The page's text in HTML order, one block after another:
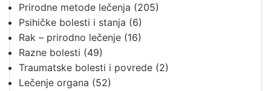
Prirodne metode lečenja (205)
Psihičke bolesti i stanja (6)
Rak – prirodno lečenje (16)
Razne bolesti (49)
Traumatske bolesti i povrede (2)
Lečenje organa (52)